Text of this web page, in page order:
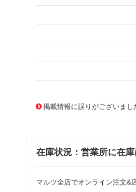
掲載情報に誤りがございまし
在庫状況：営業所に在庫
マルツ全店でオンライン注文&